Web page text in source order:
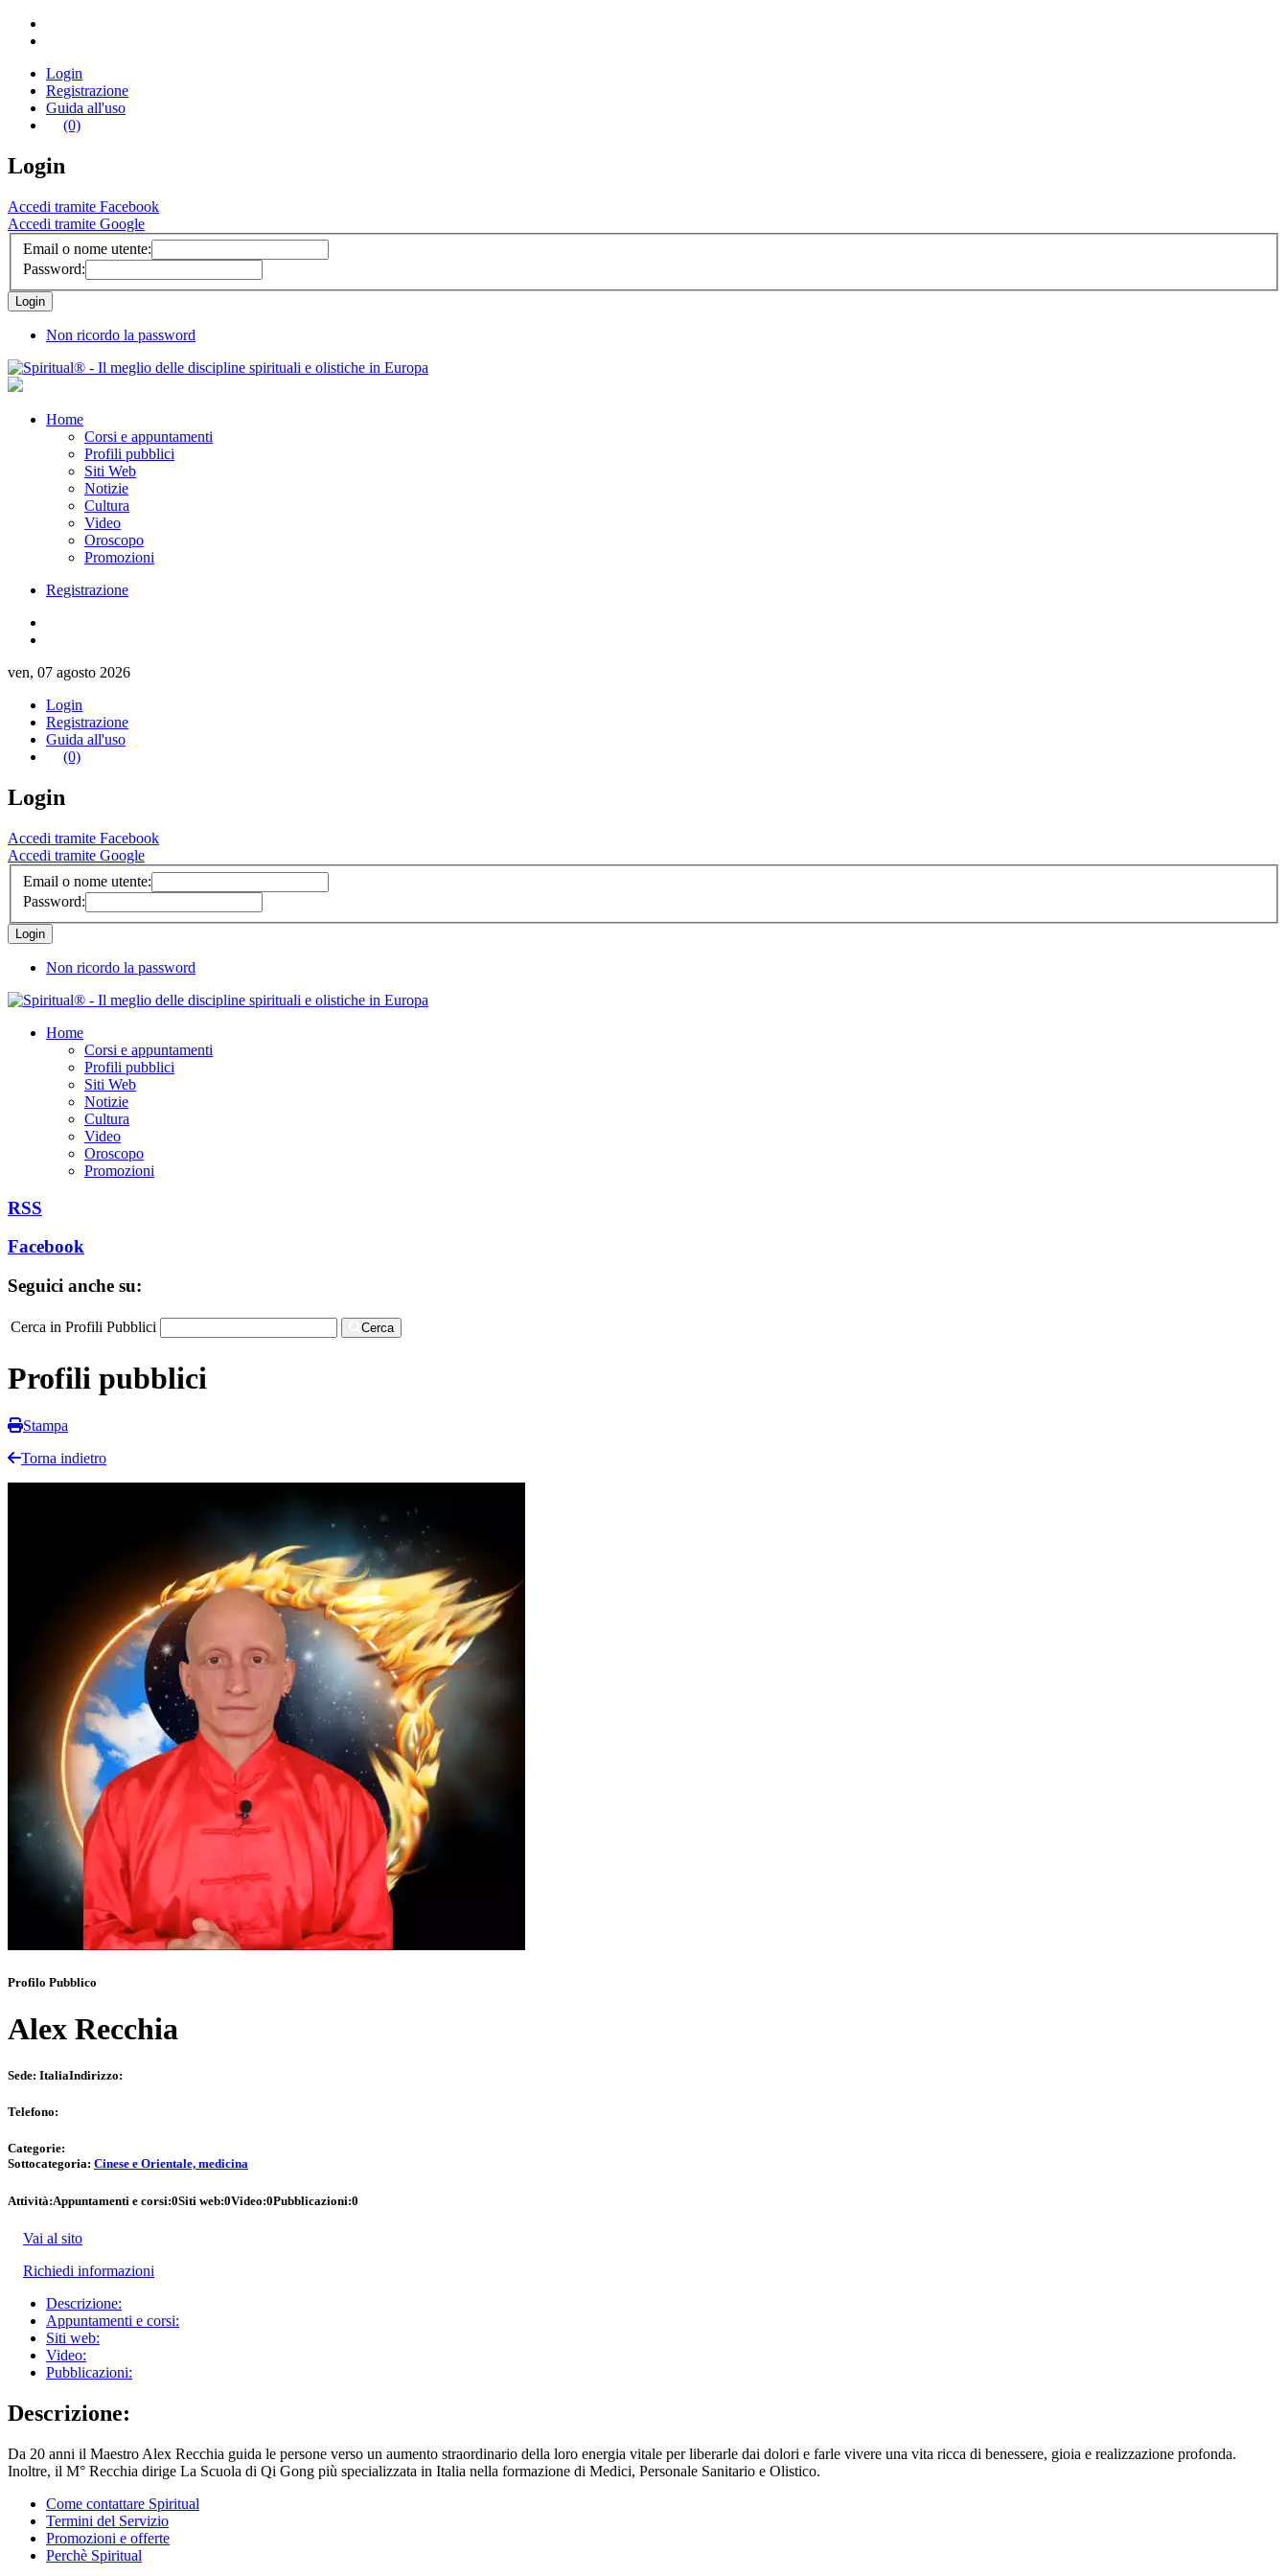
Login
Registrazione
Guida all'uso
(0)
Login
Accedi tramite Facebook
Accedi tramite Google
Email o nome utente:
Password:
Non ricordo la password
Home
Corsi e appuntamenti
Profili pubblici
Siti Web
Notizie
Cultura
Video
Oroscopo
Promozioni
Registrazione
ven, 07 agosto 2026
Login
Registrazione
Guida all'uso
(0)
Login
Accedi tramite Facebook
Accedi tramite Google
Email o nome utente:
Password:
Non ricordo la password
Home
Corsi e appuntamenti
Profili pubblici
Siti Web
Notizie
Cultura
Video
Oroscopo
Promozioni
RSS
Facebook
Seguici anche su:
Cerca in Profili Pubblici Cerca
Profili pubblici
Stampa
Torna indietro
Profilo Pubblico
Alex Recchia
Sede: ItaliaIndirizzo:
Telefono:
Categorie:
Sottocategoria: Cinese e Orientale, medicina
Attività:Appuntamenti e corsi:0Siti web:0Video:0Pubblicazioni:0
Vai al sito
Richiedi informazioni
Descrizione:
Appuntamenti e corsi:
Siti web:
Video:
Pubblicazioni:
Descrizione:
Da 20 anni il Maestro Alex Recchia guida le persone verso un aumento straordinario della loro energia vitale per liberarle dai dolori e farle vivere una vita ricca di benessere, gioia e realizzazione profonda.
Inoltre, il M° Recchia dirige La Scuola di Qi Gong più specializzata in Italia nella formazione di Medici, Personale Sanitario e Olistico.
Come contattare Spiritual
Termini del Servizio
Promozioni e offerte
Perchè Spiritual